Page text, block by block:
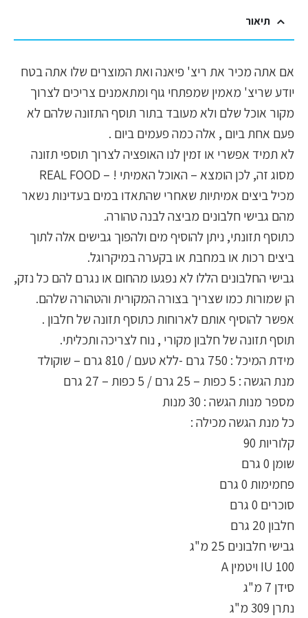
תיאור
אם אתה מכיר את ריצ' פיאנה ואת המוצרים שלו אתה בטח
יודע שריצ' מאמין שמפתחי גוף ומתאמנים צריכים לצרוך
מקור אוכל שלם ולא מעובד בתור תוסף התזונה שלהם לא
פעם אחת ביום , אלה כמה פעמים ביום .
לא תמיד אפשרי או זמין לנו האופציה לצרוך תוספי תזונה
מסוג זה, לכן הומצא – האוכל האמיתי ! – REAL FOOD
מכיל ביצים אמיתיות שאחרי שהתאדו במים בעדינות נשאר
מהם גבישי חלבונים מביצה לבנה טהורה.
כתוסף תזונתי, ניתן להוסיף מים ולהפוך גבישים אלה לתוך
ביצים רכות או במחבת או בקערה במיקרוגל.
גבישי החלבונים הללו לא נפגעו מהחום או נגרם להם כל נזק,
הן שמורות כמו שצריך בצורה המקורית והטהורה שלהם.
אפשר להוסיף אותם לארוחות כתוסף תזונה של חלבון .
תוסף תזונה של חלבון מקורי , נוח לצריכה ותכליתי.
מידת המיכל : 750 גרם -ללא טעם / 810 גרם – שוקולד
מנת הגשה : 5 כפות – 25 גרם / 5 כפות – 27 גרם
מספר מנות הגשה : 30 מנות
כל מנת הגשה מכילה :
קלוריות 90
שומן 0 גרם
פחמימות 0 גרם
סוכרים 0 גרם
חלבון 20 גרם
גבישי חלבונים 25 מ"ג
100 IU ויטמין A
סידן 7 מ"ג
נתרן 309 מ"ג